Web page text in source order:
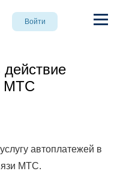
Войти
МТС
автоплатежей в
МТС.